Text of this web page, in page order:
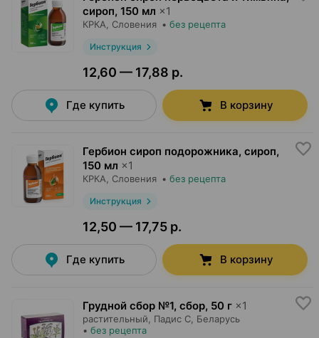
сироп, 150 мл ×1
КРКА , Словения • без рецепта
Инструкция
12,60 — 17,88 р.
Где купить В корзину
Гербион сироп подорожника, сироп,
150 мл ×1
КРКА , Словения • без рецепта
Инструкция
12,50 — 17,75 р.
Где купить В корзину
Грудной сбор №1, сбор, 50 г ×1
растительный, Падис С , Беларусь
• без рецепта